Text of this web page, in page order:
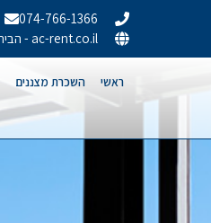
074-766-1366
ac-rent.co.il - הבית שלך למיזוג
ראשי השכרת מצננים